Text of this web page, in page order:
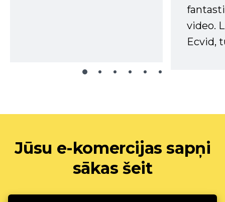
video.
Ecvid,
Jūsu e-komercijas sapņi
sākas šeit